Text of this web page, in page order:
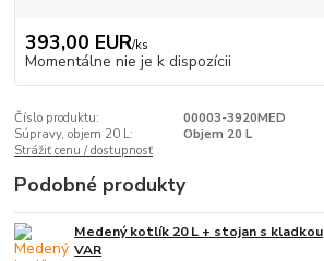
393,00 EUR/ks
Momentálne nie je k dispozícii
Číslo produktu:
00003-3920MED
Súpravy, objem 20 L:
Objem 20 L
Strážiť cenu / dostupnosť
Podobné produkty
Medený kotlík 20 L + stojan s kladkou
VAR